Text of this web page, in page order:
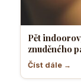
Pět
znuděného
Číst dále →